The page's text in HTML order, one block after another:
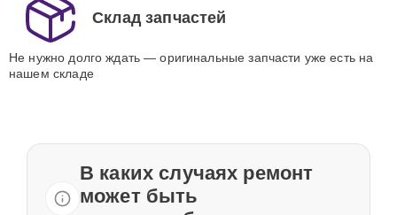
Склад запчастей
Не нужно долго ждать — оригинальные запчасти уже есть на
нашем складе
В каких случаях ремонт
может быть